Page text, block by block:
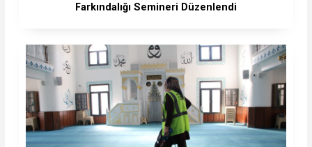
Farkındalığı Semineri Düzenlendi